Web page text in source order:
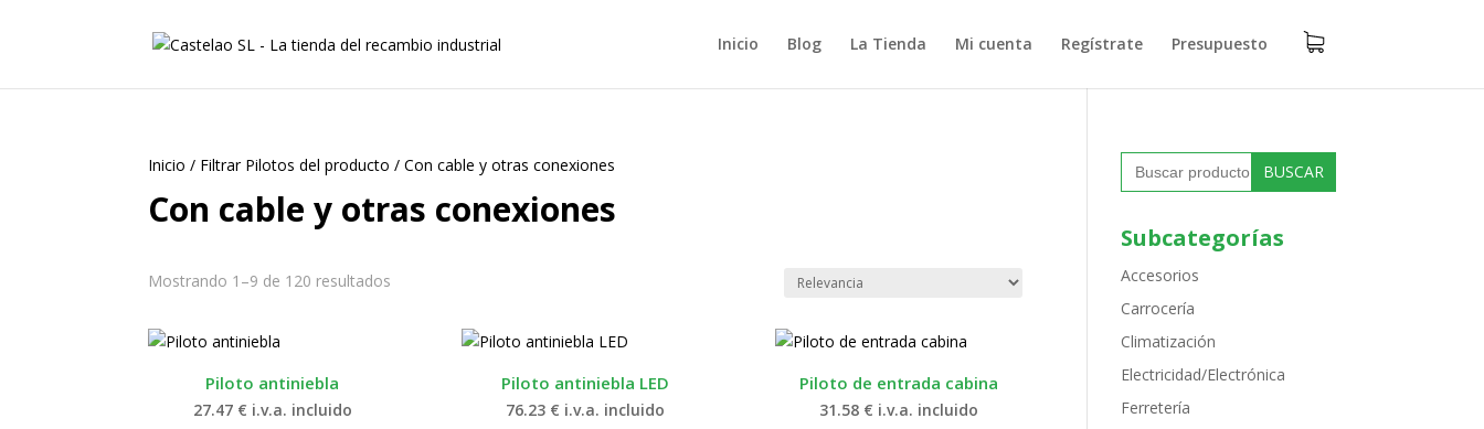
Inicio Blog La Tienda Mi cuenta Regístrate Presupuesto
Inicio / Filtrar Pilotos del producto /Con cable y otras conexiones
Con cable y otras conexiones
Mostrando 1–9 de 120 resultados
Piloto antiniebla
27.47 € i.v.a. incluido
Piloto antiniebla LED
76.23 € i.v.a. incluido
Piloto de entrada cabina
31.58 € i.v.a. incluido
Buscar:
Subcategorías
Accesorios
Carrocería
Climatización
Electricidad/Electrónica
Ferretería